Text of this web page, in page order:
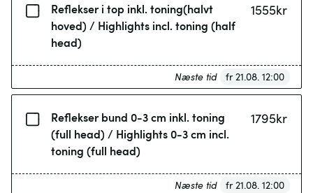
Reflekser i top inkl. toning(halvt
hoved) / Highlights incl. toning (half
head)
1555kr
Næste tid fr 21.08. 12:00
Reflekser bund 0-3 cm inkl. toning
(full head) / Highlights 0-3 cm incl.
toning (full head)
1795kr
Næste tid fr 21.08. 12:00